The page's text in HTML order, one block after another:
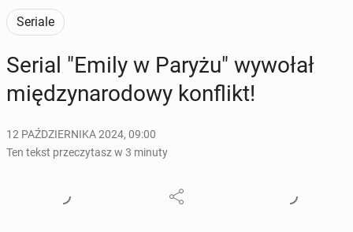
Seriale
Serial "Emily w Paryżu" wywołał
mię­dzy­na­ro­do­wy kon­flikt!
12 PAŹDZIERNIKA 2024, 09:00
Ten tekst przeczytasz w 3 minuty